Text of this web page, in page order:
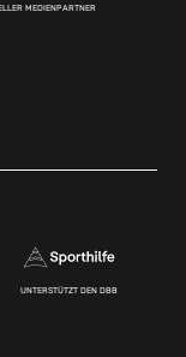
MEDIENPARTNER
UNTERSTÜTZT DEN DBB